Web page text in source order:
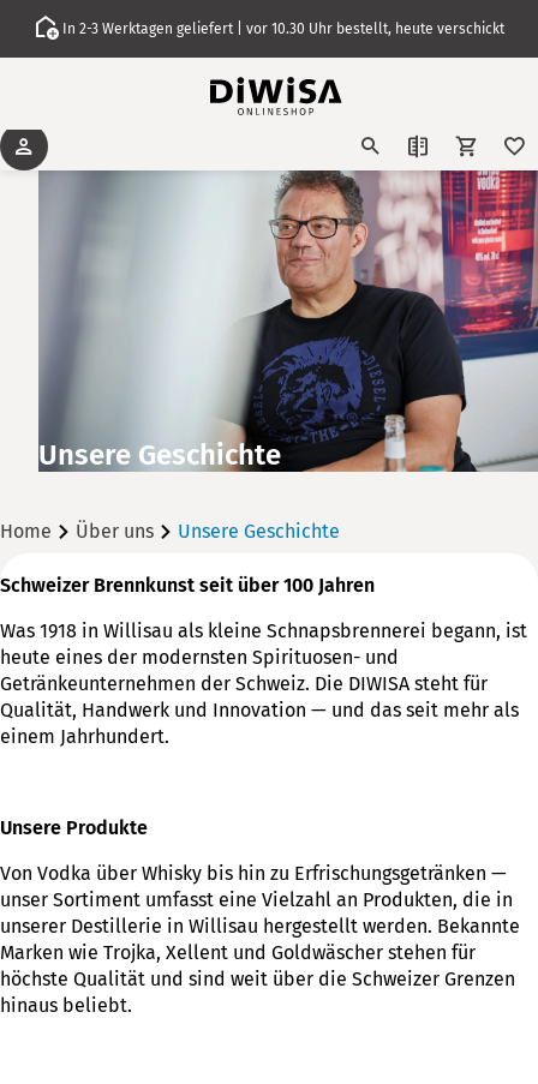
In 2-3 Werktagen geliefert | vor 10.30 Uhr bestellt, heute verschickt
Unsere Geschichte
Home Über uns Unsere Geschichte
Schweizer Brennkunst seit über 100 Jahren
Was 1918 in Willisau als kleine Schnapsbrennerei begann, ist
heute eines der modernsten Spirituosen- und
Getränkeunternehmen der Schweiz. Die DIWISA steht für
Qualität, Handwerk und Innovation — und das seit mehr als
einem Jahrhundert.
Unsere Produkte
Von Vodka über Whisky bis hin zu Erfrischungsgetränken —
unser Sortiment umfasst eine Vielzahl an Produkten, die in
unserer Destillerie in Willisau hergestellt werden. Bekannte
Marken wie Trojka, Xellent und Goldwäscher stehen für
höchste Qualität und sind weit über die Schweizer Grenzen
hinaus beliebt.